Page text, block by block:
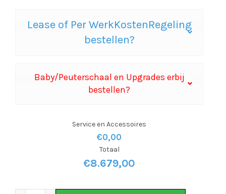
was:
is:
Lease of Per WerkKostenRegeling
bestellen?
Baby/Peuterschaal en Upgrades erbij
bestellen?
Service en Accessoires
€0,00
Totaal
€8.679,00